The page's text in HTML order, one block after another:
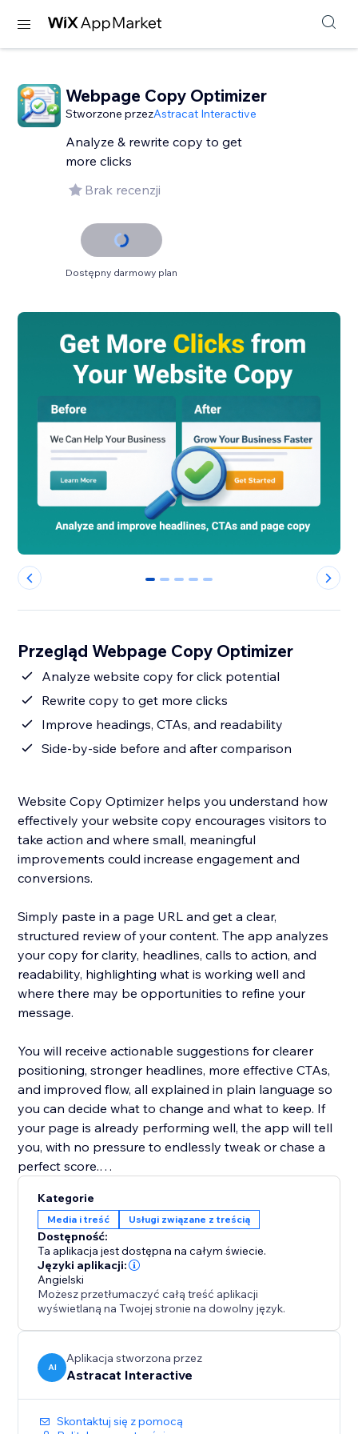
Webpage Copy Optimizer
Stworzone przezAstracat Interactive
Analyze & rewrite copy to get
more clicks
Brak recenzji
Dostępny darmowy plan
0 1 2 3 4
Przegląd Webpage Copy Optimizer
Analyze website copy for click potential
Rewrite copy to get more clicks
Improve headings, CTAs, and readability
Side-by-side before and after comparison
Website Copy Optimizer helps you understand how
effectively your website copy encourages visitors to
take action and where small, meaningful
improvements could increase engagement and
conversions.
Simply paste in a page URL and get a clear,
structured review of your content. The app analyzes
your copy for clarity, headlines, calls to action, and
readability, highlighting what is working well and
where there may be opportunities to refine your
message.
You will receive actionable suggestions for clearer
positioning, stronger headlines, more effective CTAs,
and improved flow, all explained in plain language so
you can decide what to change and what to keep. If
your page is already performing well, the app will tell
you, with no pressure to endlessly tweak or chase a
perfect score.
Website Copy Optimizer is designed to support
better decisions, not overwrite your voice. Apply only
the suggestions that fit your goals, brand, and
audience.
No writing experience or SEO knowledge required.
Perfect for landing pages, product pages, service
pages, and blogs that need to perform better without
over-optimization or guesswork.
Kategorie
Media i treść Usługi związane z treścią
Dostępność:
Ta aplikacja jest dostępna na całym świecie.
Języki aplikacji:
Angielski
Możesz przetłumaczyć całą treść aplikacji
wyświetlaną na Twojej stronie na dowolny język.
AI
Aplikacja stworzona przez
Astracat Interactive
Skontaktuj się z pomocą